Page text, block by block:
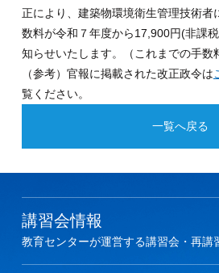
正により、建築物環境衛生管理技術者
数料が令和７年度から17,900円(非課
知らせいたします。（これまでの手数
（参考）官報に掲載された改正政令は
覧ください。
一覧へ戻る